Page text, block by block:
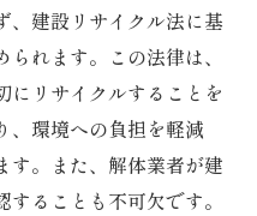
、建設リサイクル法に基
れます。この法律は、
にリサイクルすることを
、環境への負担を軽減
す。また、解体業者が建
ることも不可欠です。